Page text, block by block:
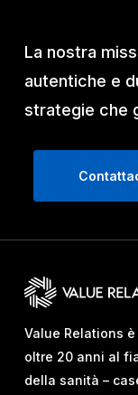
La nostra
autentiche e
strategie che
Value Relations
oltre 20 anni al
della sanità –